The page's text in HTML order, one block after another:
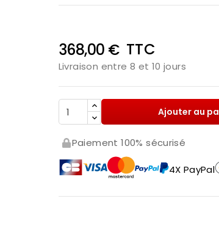
368,00 € TTC
Livraison entre 8 et 10 jours
Ajouter au
Paiement 100% sécurisé
4X PayPal